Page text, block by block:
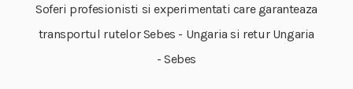
Soferi profesionisti si experimentati care garanteaza
transportul rutelor Sebes - Ungaria si retur Ungaria
- Sebes